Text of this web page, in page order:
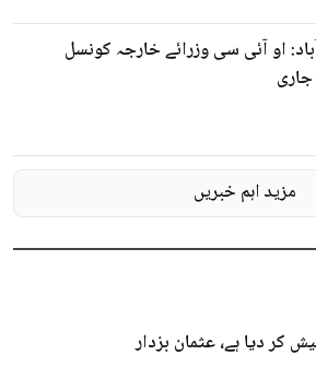
کر دیا ہے، عثمان بزدار
او آئی سی وزرائے خارجہ کونسل
مزید اہم خبریں